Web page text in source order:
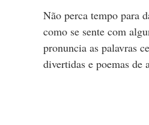
Não perca tempo para
como se sente com
pronuncia as palavras
divertidas e poemas de